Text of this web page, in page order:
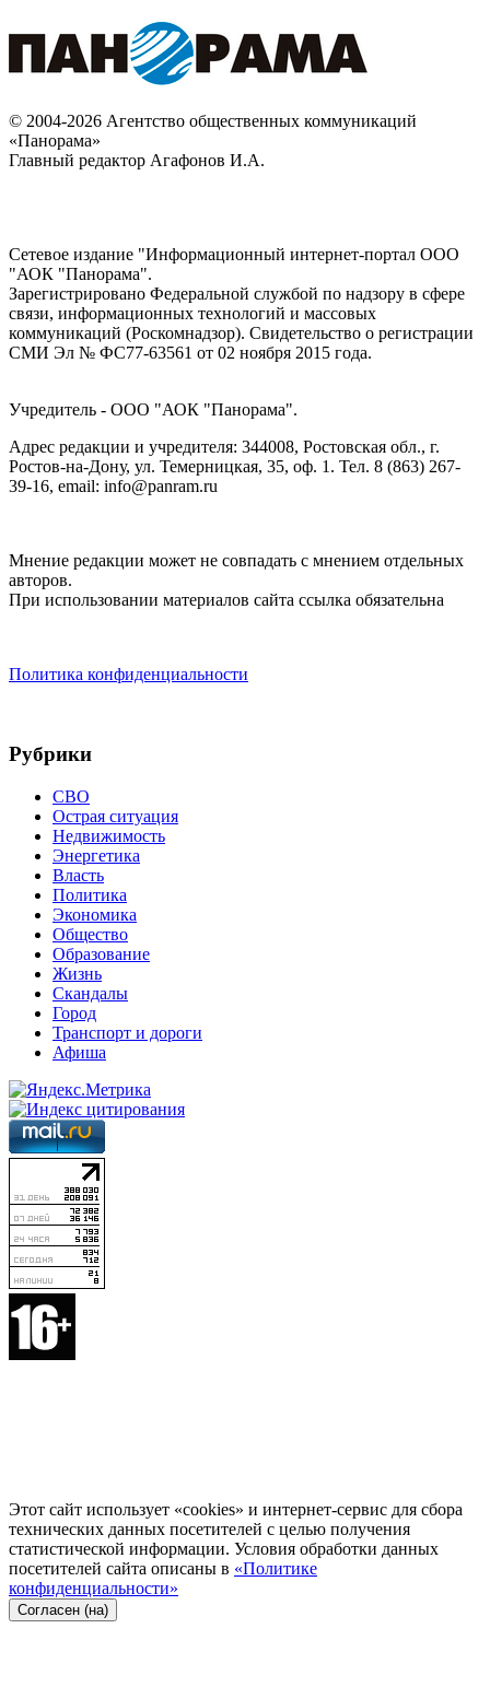
© 2004-2026 Агентство общественных коммуникаций
«Панорама»
Главный редактор Агафонов И.А.
Сетевое издание "Информационный интернет-портал ООО
"АОК "Панорама".
Зарегистрировано Федеральной службой по надзору в сфере
связи, информационных технологий и массовых
коммуникаций (Роскомнадзор). Cвидетельство о регистрации
СМИ Эл № ФС77-63561 от 02 ноября 2015 года.
Учредитель - ООО "АОК "Панорама".
Адрес редакции и учредителя: 344008, Ростовская обл., г.
Ростов-на-Дону, ул. Темерницкая, 35, оф. 1. Тел. 8 (863) 267-
39-16, email: info@panram.ru
Мнение редакции может не совпадать с мнением отдельных
авторов.
При использовании материалов сайта ссылка обязательна
Политика конфиденциальности
Рубрики
СВО
Острая ситуация
Недвижимость
Энергетика
Власть
Политика
Экономика
Общество
Образование
Жизнь
Скандалы
Город
Транспорт и дороги
Афиша
Этот сайт использует «cookies» и интернет-сервис для сбора
технических данных посетителей с целью получения
статистической информации. Условия обработки данных
посетителей сайта описаны в «Политике
конфиденциальности»
Согласен (на)